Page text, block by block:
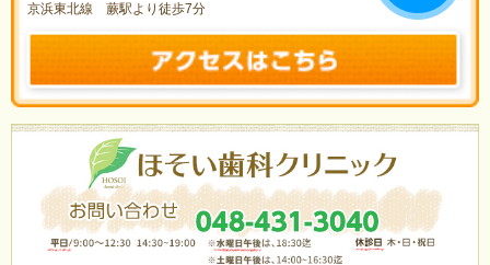
京浜東北線 蕨駅より徒歩7分